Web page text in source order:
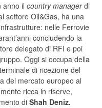
anno il country managerdi
settore Oil&Gas, ha una
nelle Ferrovie
concludendo la
delegato di RFI e poi
Oggi si occupa della
di ricezione del
del mercato europeo al
ricca in riserve,
di Shah Deniz.